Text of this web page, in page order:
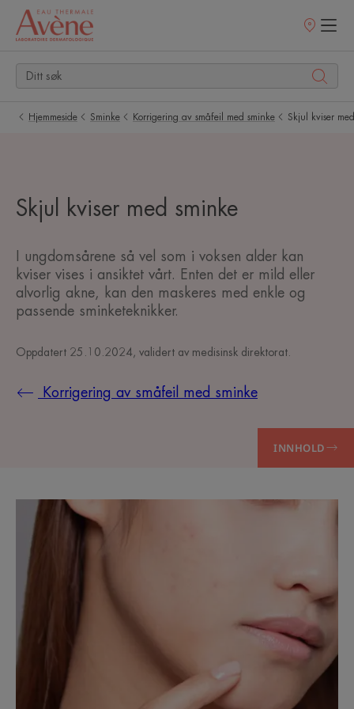
Utsalgssteder
Hjemmeside Sminke Korrigering av småfeil med sminke Skjul kviser
Skjul kviser med sminke
I ungdomsårene så vel som i voksen alder kan
kviser vises i ansiktet vårt. Enten det er mild eller
alvorlig akne, kan den maskeres med enkle og
passende sminketeknikker.
Oppdatert 25.10.2024, validert av medisinsk direktorat
Korrigering av småfeil med sminke
INNHOLD